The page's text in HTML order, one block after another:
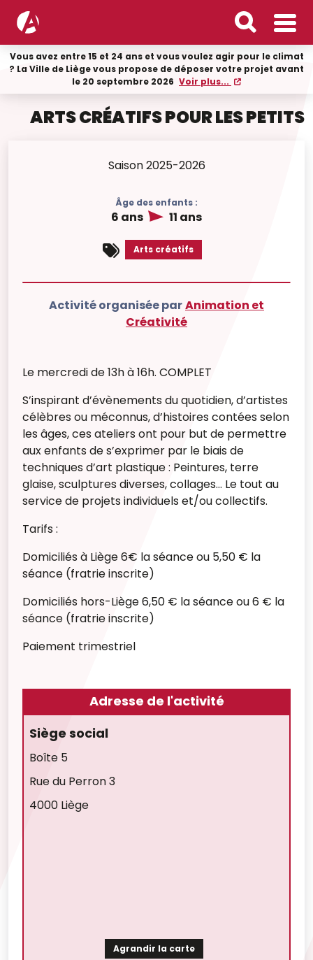
Vous avez entre 15 et 24 ans et vous voulez agir pour le climat
? La Ville de Liège vous propose de déposer votre projet avant
le 20 septembre 2026 Voir plus...
ARTS CRÉATIFS POUR LES PETITS
Saison 2025-2026
Âge des enfants :
6 ans 11 ans
Arts créatifs
Activité organisée parAnimation et
Créativité
Le mercredi de 13h à 16h. COMPLET
S’inspirant d’évènements du quotidien, d’artistes
célèbres ou méconnus, d’histoires contées selon
les âges, ces ateliers ont pour but de permettre
aux enfants de s’exprimer par le biais de
techniques d’art plastique : Peintures, terre
glaise, sculptures diverses, collages… Le tout au
service de projets individuels et/ou collectifs.
Tarifs :
Domiciliés à Liège6€ la séance ou 5,50 € la
séance (fratrie inscrite)
Domiciliés hors-Liège6,50 € la séance ou6 € la
séance (fratrie inscrite)
Paiement trimestriel
Adresse de l'activité
Siège social
Boîte 5
Rue du Perron 3
4000 Liège
Agrandir la carte